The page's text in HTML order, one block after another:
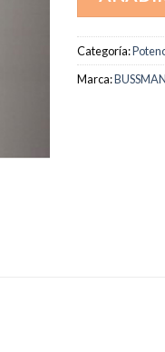
Categoría:
Marca:BUSSMAN